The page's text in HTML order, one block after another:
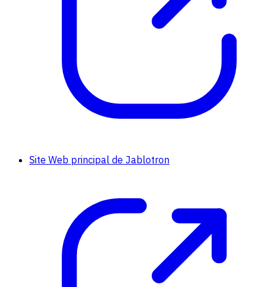
Site Web principal de Jablotron